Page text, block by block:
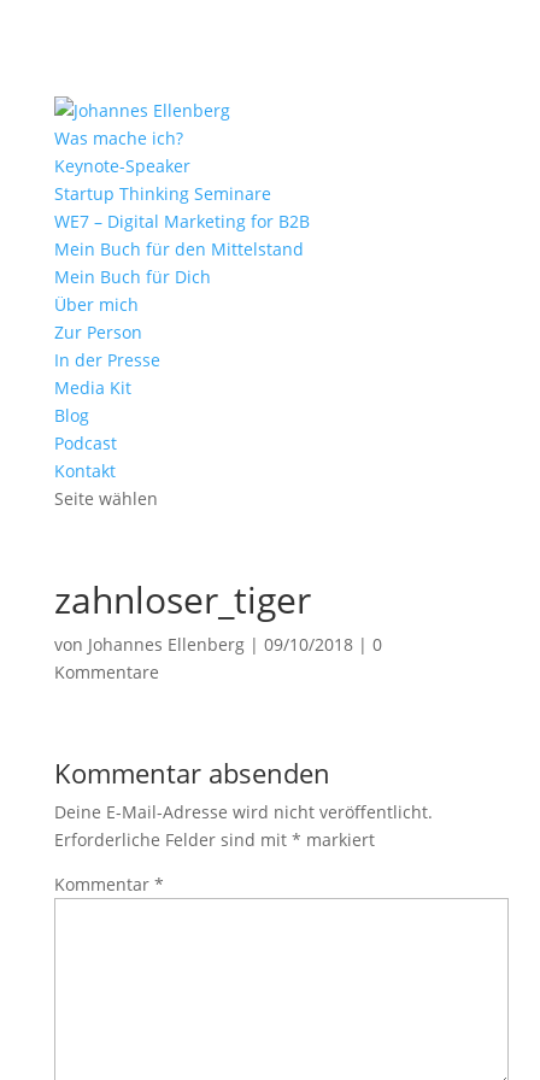
Was mache ich?
Keynote-Speaker
Startup Thinking Seminare
WE7 – Digital Marketing for B2B
Mein Buch für den Mittelstand
Mein Buch für Dich
Über mich
Zur Person
In der Presse
Media Kit
Blog
Podcast
Kontakt
Seite wählen
zahnloser_tiger
von Johannes Ellenberg| 09/10/2018| 0
Kommentare
Kommentar absenden
Deine E-Mail-Adresse wird nicht veröffentlicht.
Erforderliche Felder sind mit * markiert
Kommentar *